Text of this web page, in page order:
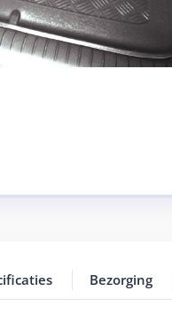
Bezorging